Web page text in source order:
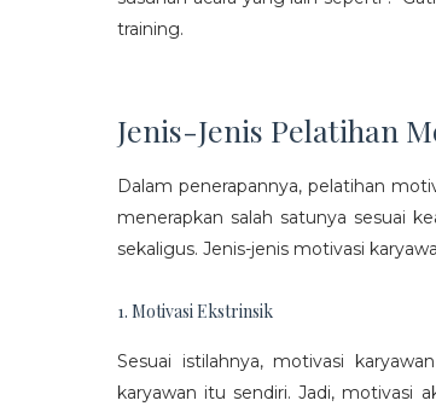
training.
Jenis-Jenis Pelatihan
Dalam penerapannya, pelatihan
menerapkan salah satunya sesuai
sekaligus. Jenis-jenis motivasi
1. Motivasi Ekstrinsik
Sesuai istilahnya, motivasi
karyawan itu sendiri. Jadi, motivasi